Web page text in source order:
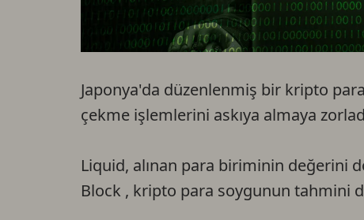
Japonya'da düzenlenmiş bir kripto
çekme işlemlerini askıya almaya
Liquid, alınan para biriminin değerini
Block , kripto para soygunun tahmini